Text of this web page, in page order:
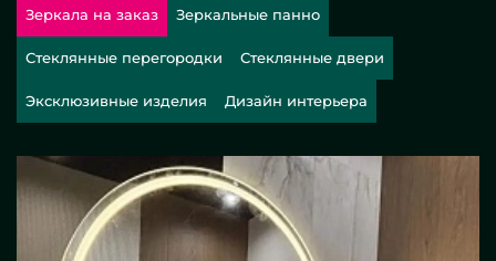
Зеркала на заказ Зеркальные панно
Стеклянные перегородки Стеклянные двери
Эксклюзивные изделия Дизайн интерьера